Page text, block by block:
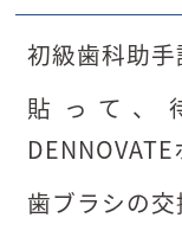
初級歯科助
貼って、
歯ブラシの